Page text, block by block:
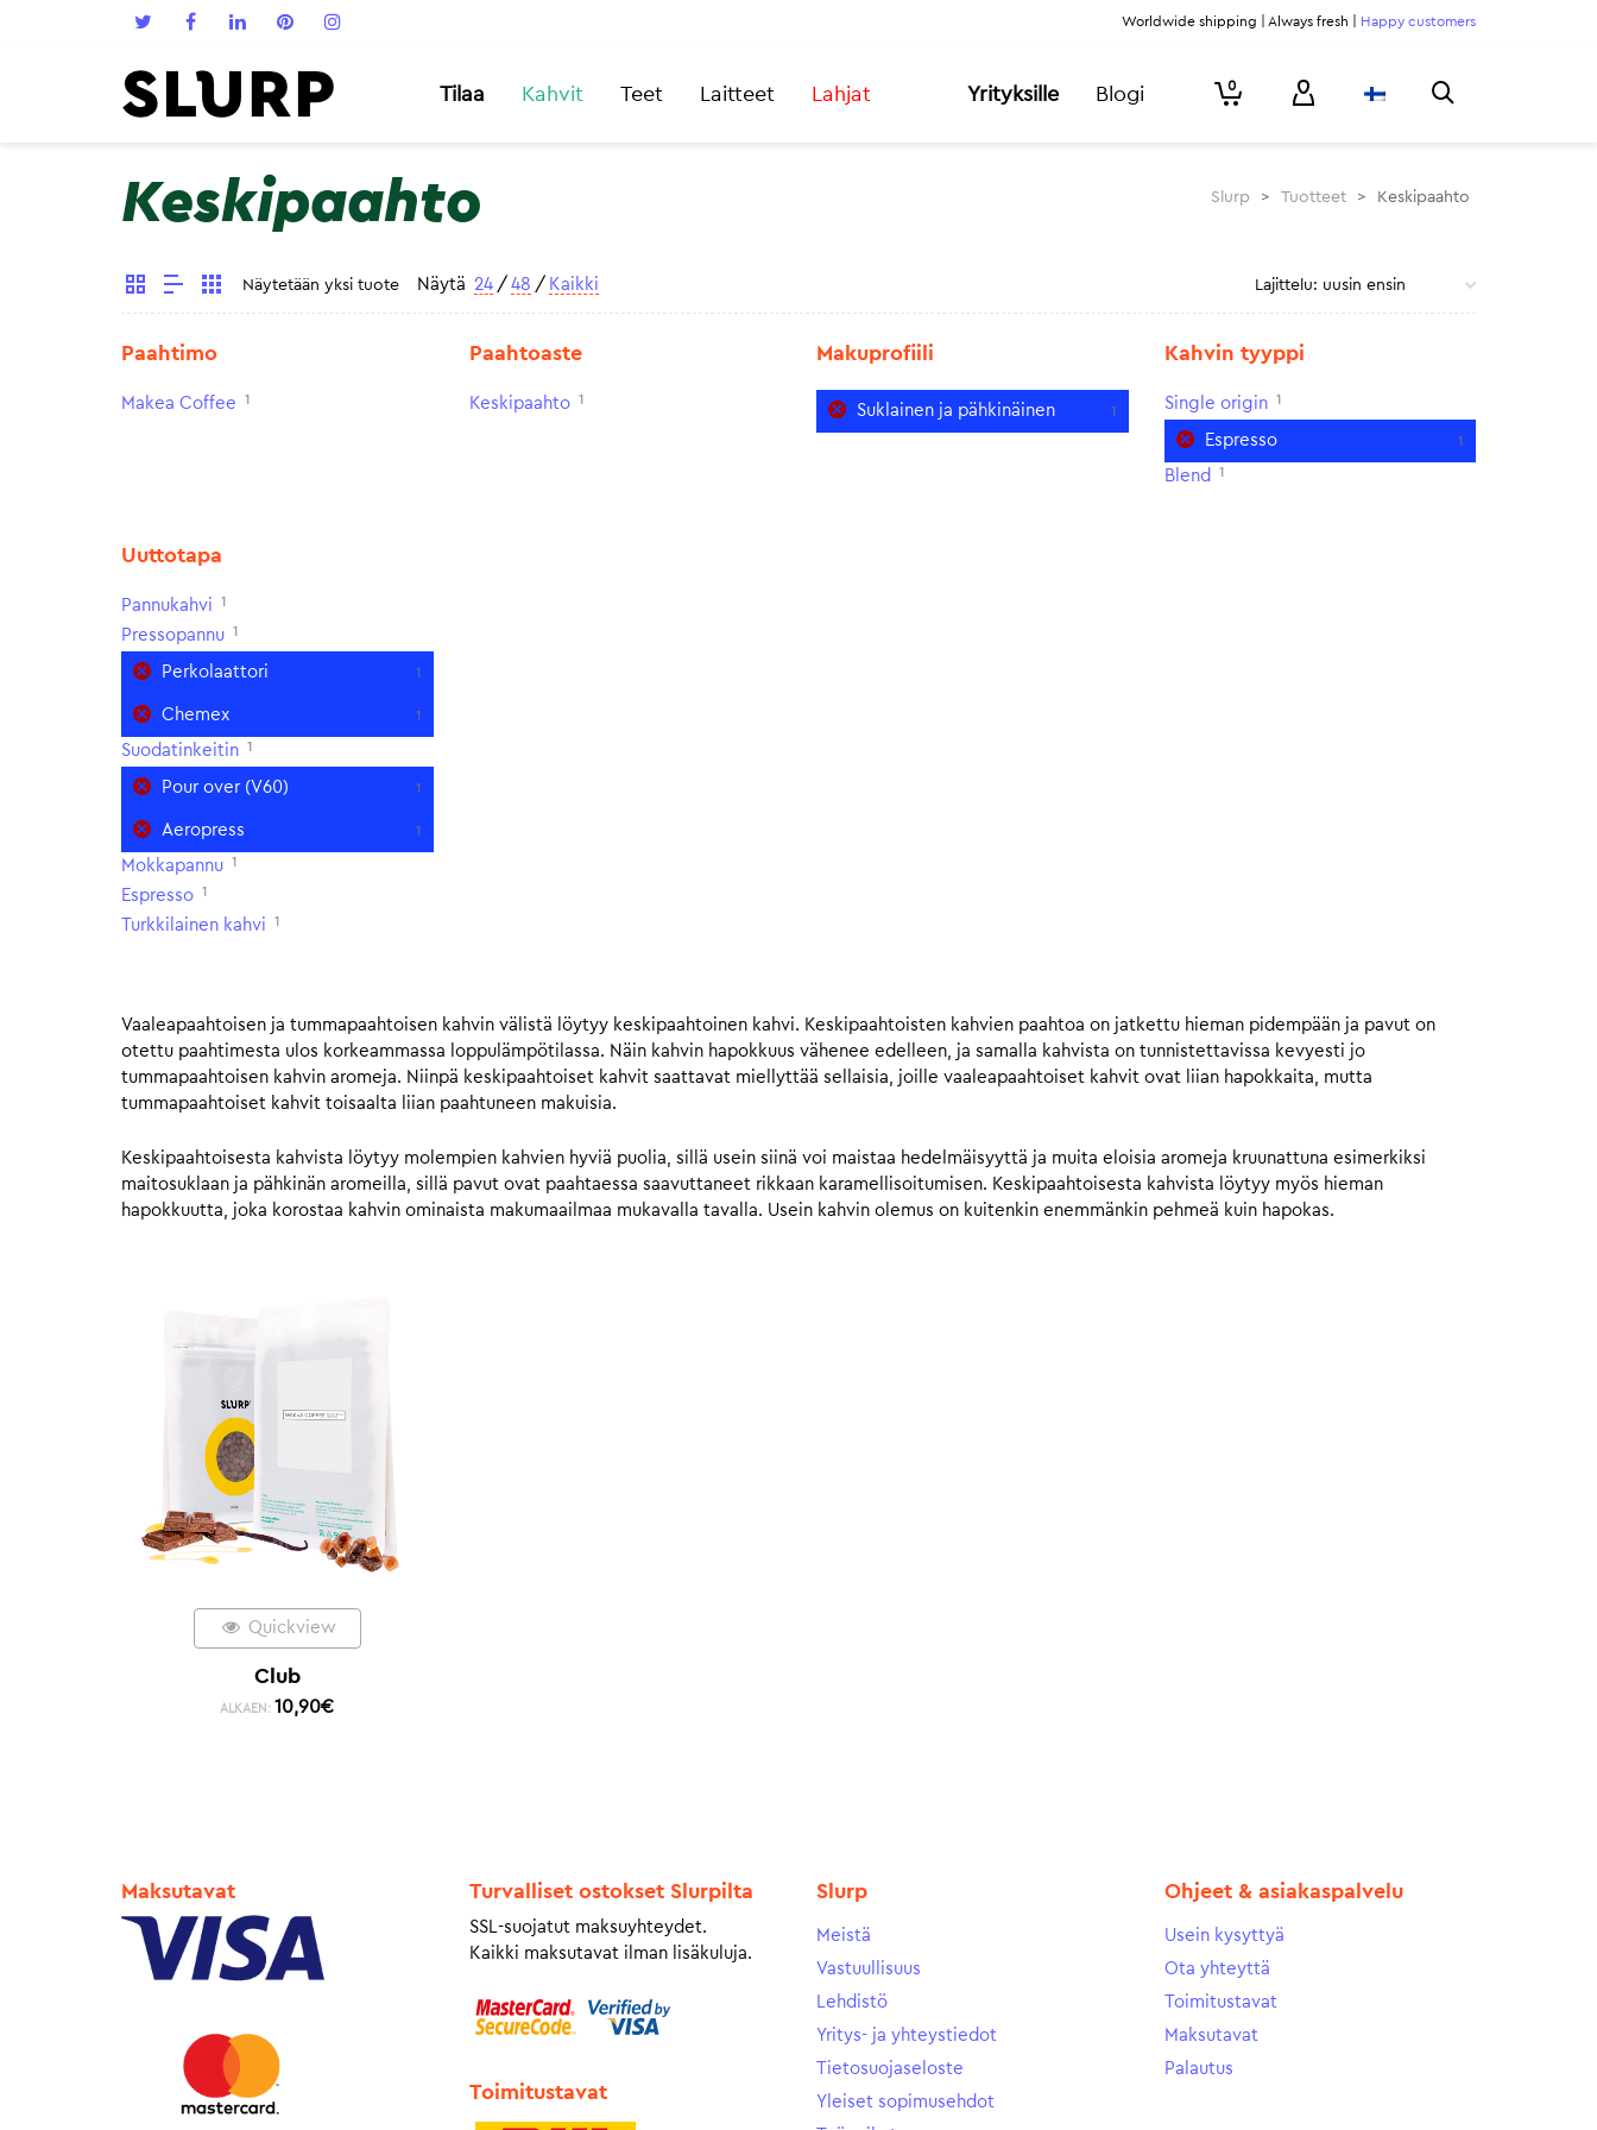
Worldwide shipping | Always fresh | Happy customers
Tilaa Kahvit Teet Laitteet Lahjat Yrityksille Blogi 0
Keskipaahto Slurp > Tuotteet > Keskipaahto
Näytetään yksi tuote Näytä 24 / 48 / Kaikki
Paahtimo
Makea Coffee 1
Paahtoaste
Keskipaahto 1
Makuprofiili
Suklainen ja pähkinäinen 1
Kahvin tyyppi
Single origin 1
Espresso 1
Blend 1
Uuttotapa
Pannukahvi 1
Pressopannu 1
Perkolaattori 1
Chemex 1
Suodatinkeitin 1
Pour over (V60) 1
Aeropress 1
Mokkapannu 1
Espresso 1
Turkkilainen kahvi 1
Vaaleapaahtoisen ja tummapaahtoisen kahvin välistä löytyy keskipaahtoinen kahvi. Keskipaahtoisten kahvien paahtoa on jatkettu hieman pidempään ja pavut on
otettu paahtimesta ulos korkeammassa loppulämpötilassa. Näin kahvin hapokkuus vähenee edelleen, ja samalla kahvista on tunnistettavissa kevyesti jo
tummapaahtoisen kahvin aromeja. Niinpä keskipaahtoiset kahvit saattavat miellyttää sellaisia, joille vaaleapaahtoiset kahvit ovat liian hapokkaita, mutta
tummapaahtoiset kahvit toisaalta liian paahtuneen makuisia.
Keskipaahtoisesta kahvista löytyy molempien kahvien hyviä puolia, sillä usein siinä voi maistaa hedelmäisyyttä ja muita eloisia aromeja kruunattuna esimerkiksi
maitosuklaan ja pähkinän aromeilla, sillä pavut ovat paahtaessa saavuttaneet rikkaan karamellisoitumisen. Keskipaahtoisesta kahvista löytyy myös hieman
hapokkuutta, joka korostaa kahvin ominaista makumaailmaa mukavalla tavalla. Usein kahvin olemus on kuitenkin enemmänkin pehmeä kuin hapokas.
Quickview
Club
ALKAEN: 10,90€
Maksutavat Turvalliset ostokset Slurpilta
SSL-suojatut maksuyhteydet.
Kaikki maksutavat ilman lisäkuluja.
Toimitustavat
Slurp
Meistä
Vastuullisuus
Lehdistö
Yritys- ja yhteystiedot
Tietosuojaseloste
Yleiset sopimusehdot
Ohjeet & asiakaspalvelu
Usein kysyttyä
Ota yhteyttä
Toimitustavat
Maksutavat
Palautus